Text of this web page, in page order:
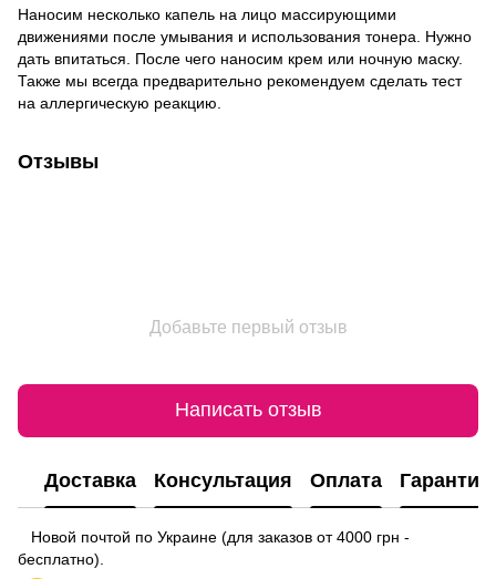
Наносим несколько капель на лицо массирующими
движениями после умывания и использования тонера. Нужно
дать впитаться. После чего наносим крем или ночную маску.
Также мы всегда предварительно рекомендуем сделать тест
на аллергическую реакцию.
Отзывы
Добавьте первый отзыв
Написать отзыв
Доставка Консультация Оплата Гарантия
Новой почтой по Украине (для заказов от 4000 грн -
бесплатно).